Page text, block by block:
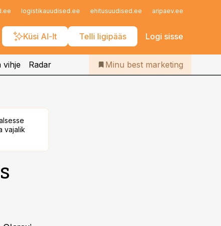
logistikauudised.ee ehitusuudised.ee aripaev.ee
Küsi AI-lt Telli ligipääs Logi sisse
Iseteenindus
Telli Bestmarketing
vihje Radar Minu best marketing
vajalik